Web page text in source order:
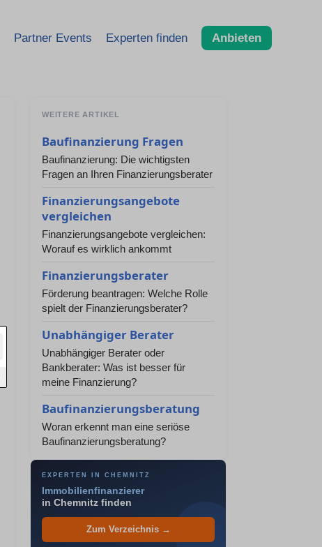
Partner Events Experten finden Anbieten
WEITERE ARTIKEL
Baufinanzierung Fragen
Baufinanzierung: Die wichtigsten
Fragen an Ihren Finanzierungsberater
Finanzierungsangebote
vergleichen
Finanzierungsangebote vergleichen:
Worauf es wirklich ankommt
Finanzierungsberater
Förderung beantragen: Welche Rolle
spielt der Finanzierungsberater?
Unabhängiger Berater
Unabhängiger Berater oder
Bankberater: Was ist besser für
meine Finanzierung?
Baufinanzierungsberatung
Woran erkennt man eine seriöse
Baufinanzierungsberatung?
EXPERTEN IN CHEMNITZ
Immobilienfinanzierer
in Chemnitz finden
Zum Verzeichnis →